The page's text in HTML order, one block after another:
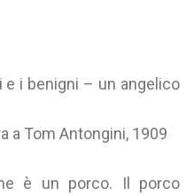
e i benigni – un angelico
a Tom Antongini, 1909
è un porco. Il porco